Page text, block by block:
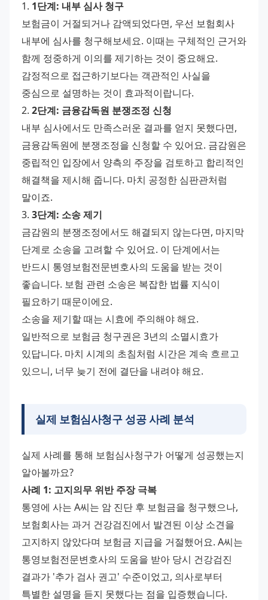
1. 1단계: 내부 심사 청구
보험금이 거절되거나 감액되었다면, 우선 보험회사
내부에 심사를 청구해보세요. 이때는 구체적인 근거와
함께 정중하게 이의를 제기하는 것이 중요해요.
감정적으로 접근하기보다는 객관적인 사실을
중심으로 설명하는 것이 효과적이랍니다.
2. 2단계: 금융감독원 분쟁조정 신청
내부 심사에서도 만족스러운 결과를 얻지 못했다면,
금융감독원에 분쟁조정을 신청할 수 있어요. 금감원은
중립적인 입장에서 양측의 주장을 검토하고 합리적인
해결책을 제시해 줍니다. 마치 공정한 심판관처럼
말이죠.
3. 3단계: 소송 제기
금감원의 분쟁조정에서도 해결되지 않는다면, 마지막
단계로 소송을 고려할 수 있어요. 이 단계에서는
반드시 통영보험전문변호사의 도움을 받는 것이
좋습니다. 보험 관련 소송은 복잡한 법률 지식이
필요하기 때문이에요.
소송을 제기할 때는 시효에 주의해야 해요.
일반적으로 보험금 청구권은 3년의 소멸시효가
있답니다. 마치 시계의 초침처럼 시간은 계속 흐르고
있으니, 너무 늦기 전에 결단을 내려야 해요.
실제 보험심사청구 성공 사례 분석
실제 사례를 통해 보험심사청구가 어떻게 성공했는지
알아볼까요?
사례 1: 고지의무 위반 주장 극복
통영에 사는 A씨는 암 진단 후 보험금을 청구했으나,
보험회사는 과거 건강검진에서 발견된 이상 소견을
고지하지 않았다며 보험금 지급을 거절했어요. A씨는
통영보험전문변호사의 도움을 받아 당시 건강검진
결과가 '추가 검사 권고' 수준이었고, 의사로부터
특별한 설명을 듣지 못했다는 점을 입증했습니다.